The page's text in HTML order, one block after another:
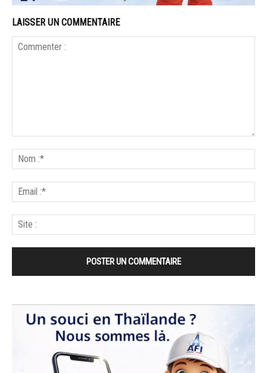
LAISSER UN COMMENTAIRE